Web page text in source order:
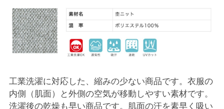
工業洗濯に対応した、縮みの少ない商品です。衣服の
内側（肌面）と外側の空気が移動しやすい素材です。
洗濯後の乾燥も早い商品です。肌面の汗を素早く吸い